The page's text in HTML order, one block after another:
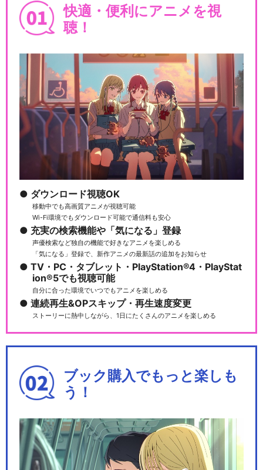
快適・便利にアニメを視
聴！
ダウンロード視聴OK
移動中でも高画質アニメが視聴可能
Wi-Fi環境でもダウンロード可能で通信料も安心
充実の検索機能や「気になる」登録
声優検索など独自の機能で好きなアニメを楽しめる
「気になる」登録で、新作アニメの最新話の追加をお知らせ
TV・PC・タブレット・PlayStation®4・PlayStat
ion®5でも視聴可能
自分に合った環境でいつでもアニメを楽しめる
連続再生&OPスキップ・再生速度変更
ストーリーに熱中しながら、1日にたくさんのアニメを楽しめる
ブック購入でもっと楽しも
う！